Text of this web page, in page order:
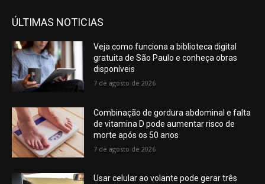
ÚLTIMAS NOTICIAS
Veja como funciona a biblioteca digital
gratuita de São Paulo e conheça obras
disponíveis
7 de agosto de 2026
Combinação de gordura abdominal e falta
de vitamina D pode aumentar risco de
morte após os 50 anos
7 de agosto de 2026
Usar celular ao volante pode gerar três